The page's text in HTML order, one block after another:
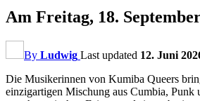
Am Freitag, 18.
By Ludwig Last updated 12. Juni
Die Musikerinnen von Kumiba Queers
einzigartigen Mischung aus Cumbia, Punk